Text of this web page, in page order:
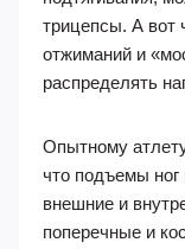
трицепсы. А вот
отжиманий и
распределять
Опытному
что подъемы
внешние и
поперечные и